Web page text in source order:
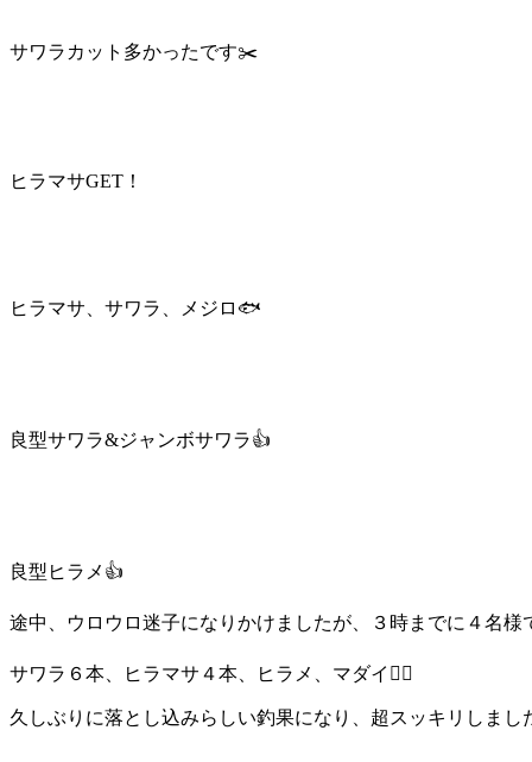
サワラカット多かったです✂️
ヒラマサGET！
ヒラマサ、サワラ、メジロ🐟
良型サワラ&ジャンボサワラ👍
良型ヒラメ👍
途中、ウロウロ迷子になりかけましたが、３時までに４名様
サワラ６本、ヒラマサ４本、ヒラメ、マダイ🙆‍♂️
久しぶりに落とし込みらしい釣果になり、超スッキリしまし